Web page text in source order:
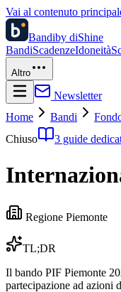
Vai al contenuto
Bandiby diShine
BandiScadenzeIdoneità
Altro
Newsletter
Home
Bandi
Chiuso
3 guide
Regione Piemonte
TL;DR
Il bando PIF Piemonte
partecipazione ad azioni